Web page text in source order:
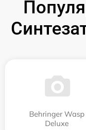
Behringer Wasp
Deluxe